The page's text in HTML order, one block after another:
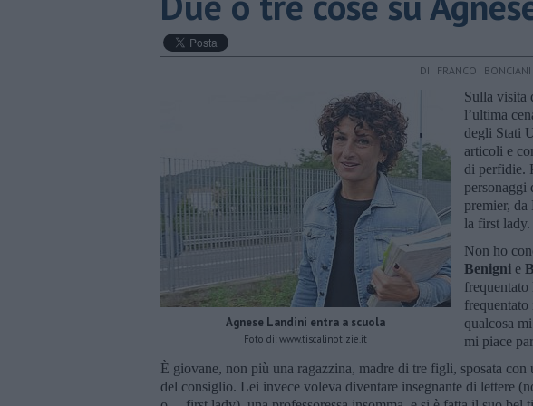
DI FRANCO
Agnese Landini entra a scuola
Foto di: www.tiscalinotizie.it
Sulla visita
l’ultima
degli Stati
articoli e
di perfidie.
personaggi
premier,
la first lady.
Non ho
Benigni e
frequentato
qualcosa
mi piace
È giovane, non più una ragazzina, madre di tre figli, sposata
del consiglio. Lei invece voleva diventare insegnante di lettere